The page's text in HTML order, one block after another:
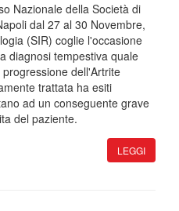
Nazionale della Società di
dal 27 al 30 Novembre,
(SIR) coglie l'occasione
diagnosi tempestiva quale
dell'Artrite
trattata ha esiti
ad un conseguente grave
del paziente.
LEGGI